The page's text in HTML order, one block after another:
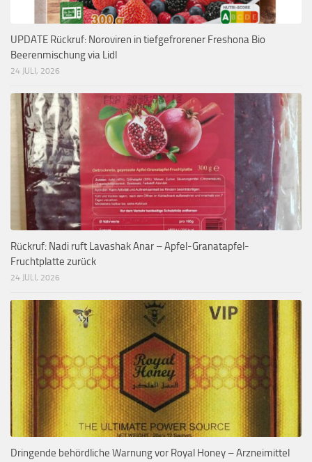
UPDATE Rückruf: Noroviren in tiefgefrorener Freshona Bio
Beerenmischung via Lidl
24 JULI, 2026
Rückruf: Nadi ruft Lavashak Anar – Apfel-Granatapfel-
Fruchtplatte zurück
24 JULI, 2026
Dringende behördliche Warnung vor Royal Honey – Arzneimittel